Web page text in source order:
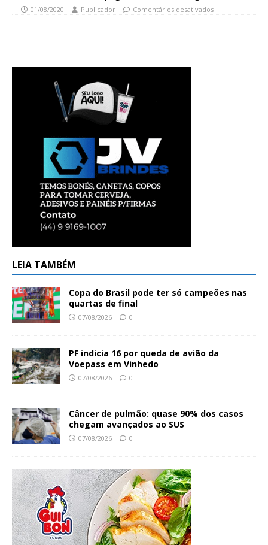
01/08/2020 Publicador Comentários desativados
LEIA TAMBÉM
Copa do Brasil pode ter só campeões nas
quartas de final
07/08/2026 0
PF indicia 16 por queda de avião da
Voepass em Vinhedo
07/08/2026 0
Câncer de pulmão: quase 90% dos casos
chegam avançados ao SUS
07/08/2026 0